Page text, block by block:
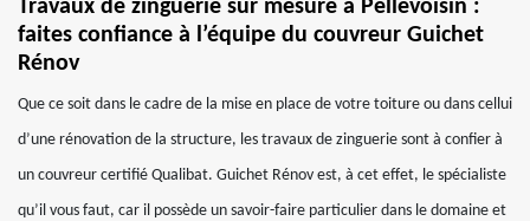
Travaux de zinguerie sur mesure à Pellevoisin :
faites confiance à l’équipe du couvreur Guichet
Rénov
Que ce soit dans le cadre de la mise en place de votre toiture ou dans cellui
d’une rénovation de la structure, les travaux de zinguerie sont à confier à
un couvreur certifié Qualibat. Guichet Rénov est, à cet effet, le spécialiste
qu’il vous faut, car il possède un savoir-faire particulier dans le domaine et